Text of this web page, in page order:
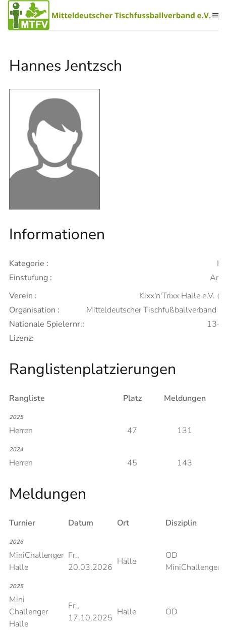
Zum Hauptinhalt springen
Hannes Jentzsch
Informationen
Kategorie :
Einstufung :
Verein :
Kixx'n'Trixx Halle e.V.
Organisation :
Mitteldeutscher Tischfußballverband
Nationale Spielernr.:
13-
Lizenz:
Ranglistenplatzierungen
Rangliste Platz Meldungen
2025
Herren 47 131
2024
Herren 45 143
Meldungen
Turnier Datum Ort Disziplin
2026
MiniChallenger
Halle
Fr.,
20.03.2026
Halle
OD
MiniChallenger
2025
Mini
Challenger
Halle
Fr.,
17.10.2025
Halle OD